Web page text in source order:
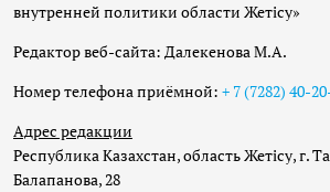
внутренней политики области Жетісу»
Редактор веб-сайта: Далекенова М.А.
Номер телефона приёмной: + 7 (7282) 40-
Адрес редакции
Республика Казахстан, область Жетісу, г.
Балапанова, 28